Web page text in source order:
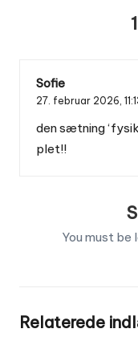
Sofie
27. februar 2026,
den sætning
plet!!
You must be
Relaterede